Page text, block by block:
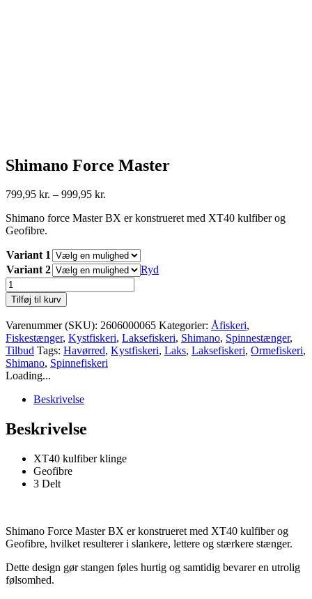
Shimano Force Master
799,95 kr. – 999,95 kr.
til
Shimano force Master BX er konstrueret med XT40 kulfiber og
Geofibre.
Variant 1
Variant 2
Ryd
Shimano
Force
Master
antal
Tilføj til kurv
Varenummer (SKU): 2606000065 Kategorier: Åfiskeri,
Fiskestænger, Kystfiskeri, Laksefiskeri, Shimano, Spinnestænger,
Tilbud Tags: Havørred, Kystfiskeri, Laks, Laksefiskeri, Ormefiskeri,
Shimano, Spinnefiskeri
Loading...
Beskrivelse
Beskrivelse
XT40 kulfiber klinge
Geofibre
3 Delt
Shimano Force Master BX er konstrueret med XT40 kulfiber og
Geofibre, hvilket resulterer i slankere, lettere og stærkere stænger.
Dette design gør stangen føles hurtig og samtidig bevarer en utrolig
følsomhed.